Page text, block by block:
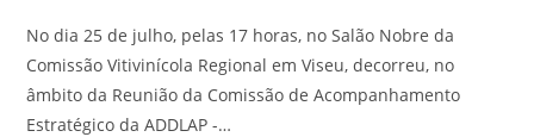
No dia 25 de julho, pelas 17 horas, no Salão Nobre da
Comissão Vitivinícola Regional em Viseu, decorreu, no
âmbito da Reunião da Comissão de Acompanhamento
Estratégico da ADDLAP -…